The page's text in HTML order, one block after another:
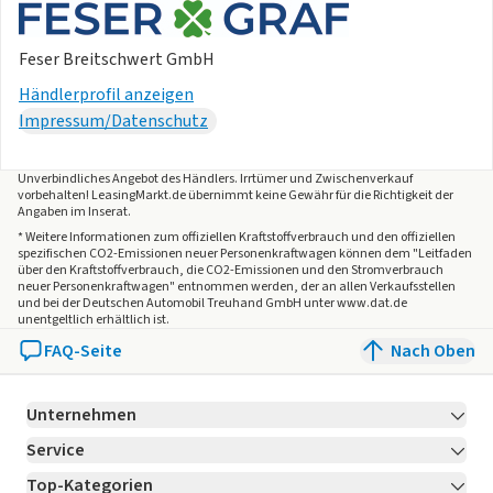
- Partikelfilter
- Umweltplakette grün
- Verkehrsschilder-Assistent
- Audi drive select assistant
- FOD Funktionen online verfügbar
Sportive
- Sport-Fahrwerk
- Sport-Sitz(e)
Allgemein
- Scheckheftgepflegt
- Garantie
- Nichtraucherfahrzeug
- Unfallfrei
- Deutschland
- CO2 Effizienzklasse (gewichtet): D
Feser Breitschwert GmbH
Händlerprofil anzeigen
Impressum/Datenschutz
Unverbindliches Angebot desHändlers. Irrtümer und Zwischenverkauf
vorbehalten! LeasingMarkt.de übernimmt keine Gewähr für die Richtigkeit der
Angaben im Inserat.
* Weitere Informationen zum offiziellen Kraftstoffverbrauch und den offiziellen
spezifischen CO2-Emissionen neuer Personenkraftwagen können dem "Leitfaden
über den Kraftstoffverbrauch, die CO2-Emissionen und den Stromverbrauch
neuer Personenkraftwagen" entnommen werden, der an allen Verkaufsstellen
und bei der Deutschen Automobil Treuhand GmbH unter www.dat.de
unentgeltlich erhältlich ist.
FAQ-Seite Nach Oben
Unternehmen
Über LeasingMarkt.de
Service
Top-Kategorien